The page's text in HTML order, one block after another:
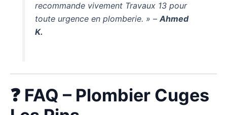
recommande vivement Travaux 13 pour
toute urgence en plomberie. » –Ahmed
K.
❓ FAQ – Plombier Cuges